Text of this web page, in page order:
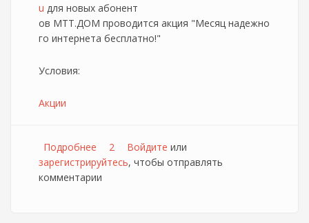
u для новых абонент
ов МТТ.ДОМ проводится акция "Месяц надежно
го интернета бесплатно!"
Условия:
Акции
Подробнее о Месяц интернета бесплатно от МТТ
2 Войдите или
зарегистрируйтесь, чтобы отправлять
комментарии